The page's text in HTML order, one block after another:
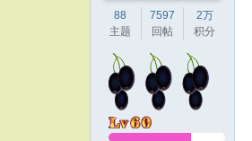
88
主题
7597
回帖
2万
积分